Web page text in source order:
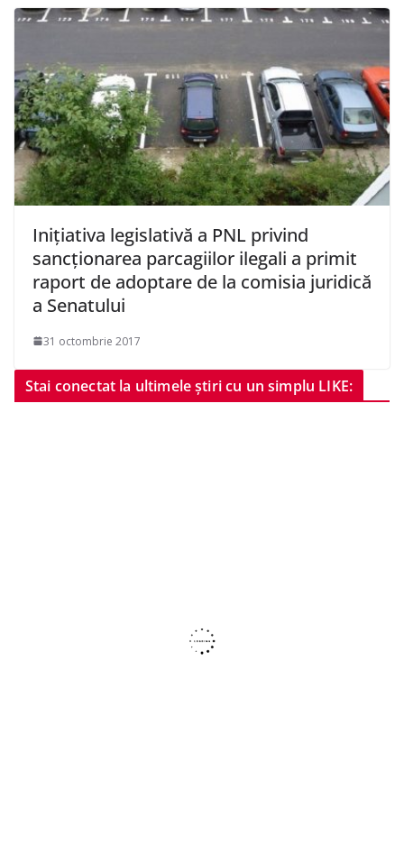
Iniţiativa legislativă a PNL privind
sancţionarea parcagiilor ilegali a primit
raport de adoptare de la comisia juridică
a Senatului
31 octombrie 2017
Stai conectat la ultimele știri cu un simplu LIKE: